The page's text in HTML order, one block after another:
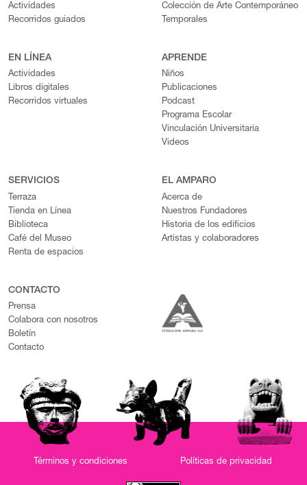
Actividades
Recorridos guiados
Colección de Arte Contemporáneo
Temporales
EN LÍNEA
Actividades
Libros digitales
Recorridos virtuales
APRENDE
Niños
Publicaciones
Podcast
Programa Escolar
Vinculación Universitaria
Videos
SERVICIOS
Terraza
Tienda en Línea
Biblioteca
Café del Museo
Renta de espacios
EL AMPARO
Acerca de
Nuestros Fundadores
Historia de los edificios
Artistas y colaboradores
CONTACTO
Prensa
Colabora con nosotros
Boletín
Contacto
Términos y condiciones Políticas de privacidad